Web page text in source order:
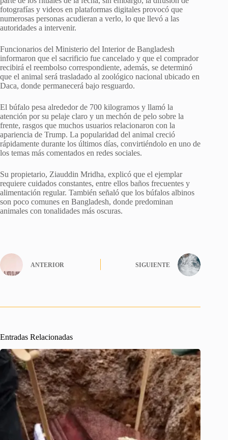
fotografías y videos en plataformas digitales provocó que
numerosas personas acudieran a verlo, lo que llevó a las
autoridades a intervenir.
Funcionarios del Ministerio del Interior de Bangladesh
informaron que el sacrificio fue cancelado y que el comprador
recibirá el reembolso correspondiente, además, se determinó
que el animal será trasladado al zoológico nacional ubicado en
Daca, donde permanecerá bajo resguardo.
El búfalo pesa alrededor de 700 kilogramos y llamó la
atención por su pelaje claro y un mechón de pelo sobre la
frente, rasgos que muchos usuarios relacionaron con la
apariencia de Trump. La popularidad del animal creció
rápidamente durante los últimos días, convirtiéndolo en uno de
los temas más comentados en redes sociales.
Su propietario, Ziauddin Mridha, explicó que el ejemplar
requiere cuidados constantes, entre ellos baños frecuentes y
alimentación regular. También señaló que los búfalos albinos
son poco comunes en Bangladesh, donde predominan
animales con tonalidades más oscuras.
ANTERIOR SIGUIENTE
Entradas Relacionadas